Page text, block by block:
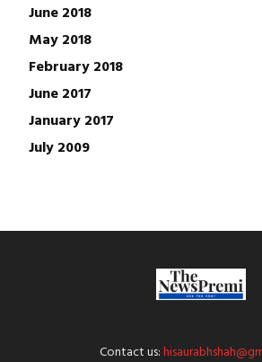
June 2018
May 2018
February 2018
June 2017
January 2017
July 2009
Contact us: